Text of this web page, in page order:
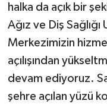
halka da açık bir
Ağız ve Diş
Merkezimizin
açılışından
devam ediyoruz.
şehre açılan yüzü